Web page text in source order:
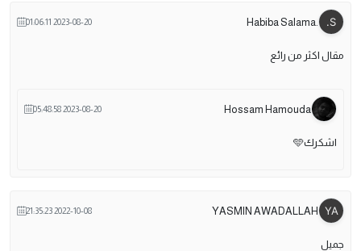
2023-08-20 01:06:11
مقال اكثر من رائع
Hossam Hamouda
2023-08-20 05:48:58
اشكرك🩵
YASMIN AWADALLAH
2022-10-08 21:35:23
جميل